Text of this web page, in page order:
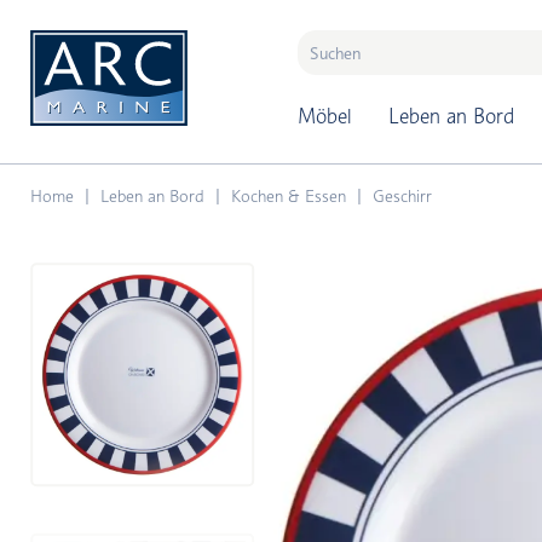
Möbel Leben an Bord
Home Leben an Bord Kochen & Essen Geschirr